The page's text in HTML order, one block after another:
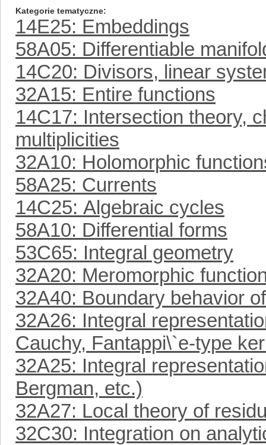
Kategorie tematyczne
14E25: Embeddings
58A05: Differentiable
14C20: Divisors, linear
32A15: Entire functions
14C17: Intersection theory,
multiplicities
32A10: Holomorphic
58A25: Currents
14C25: Algebraic cycles
58A10: Differential forms
53C65: Integral geometry
32A20: Meromorphic
32A40: Boundary behavior
32A26: Integral
Cauchy, Fantappi\`e-type
32A25: Integral
Bergman, etc.)
32A27: Local theory of
32C30: Integration on